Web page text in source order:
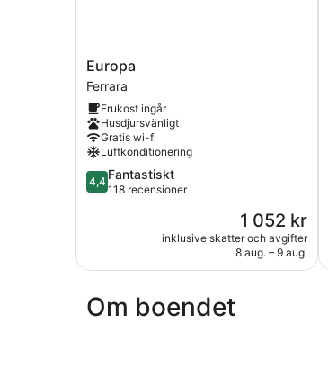
Europa
Ferrara
Europa
Ferrara
Frukost ingår
Husdjursvänligt
Gratis wi-fi
Luftkonditionering
4.4
av
118 recensioner
4,4 Fantastiskt
118 recensioner
Priset
är
1 052 kr
1 052 kr
inklusive skatter och avgifter
8 aug. – 9 aug.
Om boendet